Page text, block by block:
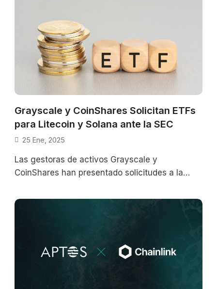
Grayscale y CoinShares Solicitan ETFs
para Litecoin y Solana ante la SEC
25 Ene, 2025
Las gestoras de activos Grayscale y
CoinShares han presentado solicitudes a la